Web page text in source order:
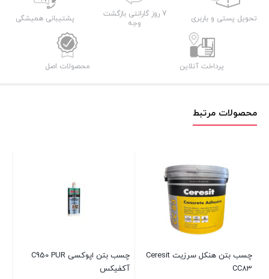
تحویل پستی و باربری
7 روز گارانتی بازگشت
وجه
پشتیبانی همیشگی
پرداخت آنلاین محصولات اصل
محصولات مرتبط
چسب بتن هنکل سرزیت Ceresit
CC83
چسب بتن اپوکسی C950 PUR
آکفیکس